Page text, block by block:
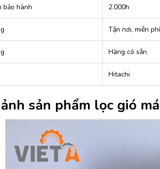
bảo hành 2.000h
Tận nơi, miễn
Hàng có sẵn
Hitachi
sản phẩm lọc gió